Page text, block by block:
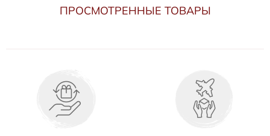
ПРОСМОТРЕННЫЕ ТОВАРЫ